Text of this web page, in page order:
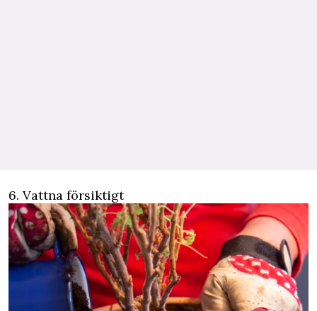
6. Vattna försiktigt